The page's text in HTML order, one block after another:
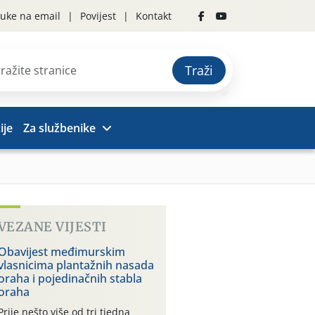
na email Povijest Kontakt
Traži
Za službenike
VIJESTI
međimurskim
plantažnih nasada
i pojedinačnih stabla
nešto više od tri tjedna